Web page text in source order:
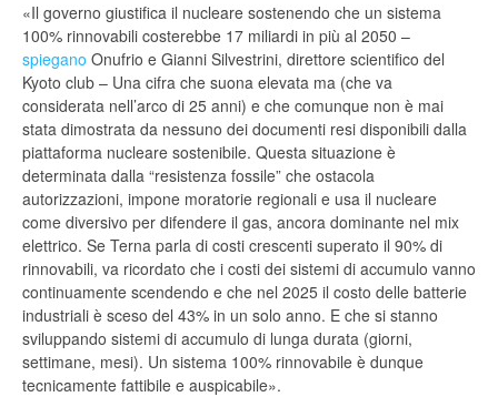
«Il governo giustifica il nucleare sostenendo che un sistema
100% rinnovabili costerebbe 17 miliardi in più al 2050 –
spiegano Onufrio e Gianni Silvestrini, direttore scientifico del
Kyoto club – Una cifra che suona elevata ma (che va
considerata nell’arco di 25 anni) e che comunque non è mai
stata dimostrata da nessuno dei documenti resi disponibili dalla
piattaforma nucleare sostenibile. Questa situazione è
determinata dalla “resistenza fossile” che ostacola
autorizzazioni, impone moratorie regionali e usa il nucleare
come diversivo per difendere il gas, ancora dominante nel mix
elettrico. Se Terna parla di costi crescenti superato il 90% di
rinnovabili, va ricordato che i costi dei sistemi di accumulo vanno
continuamente scendendo e che nel 2025 il costo delle batterie
industriali è sceso del 43% in un solo anno. E che si stanno
sviluppando sistemi di accumulo di lunga durata (giorni,
settimane, mesi). Un sistema 100% rinnovabile è dunque
tecnicamente fattibile e auspicabile».